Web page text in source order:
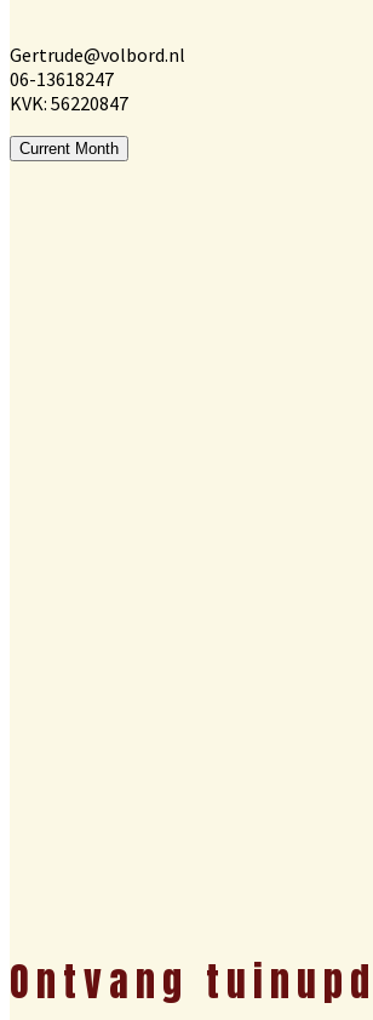
Gertrude@volbord.nl
06-13618247
KVK: 56220847
Current Month
Ontvang